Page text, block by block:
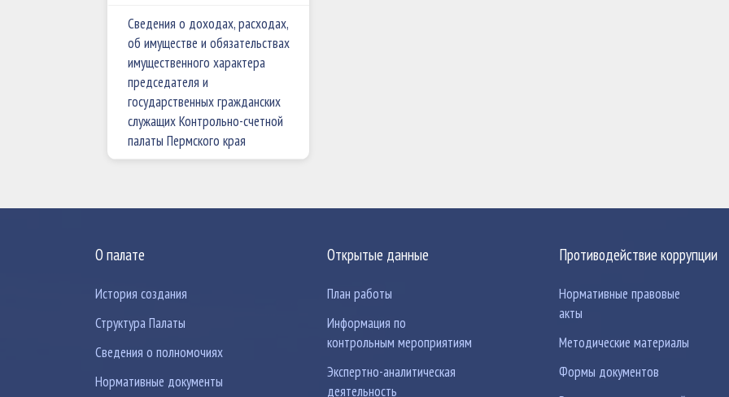
Сведения о доходах, расходах,
об имуществе и обязательствах
имущественного характера
председателя и
государственных гражданских
служащих Контрольно-счетной
палаты Пермского края
О палате
История создания
Структура Палаты
Сведения о полномочиях
Нормативные документы
Открытые данные
План работы
Информация по
контрольным мероприятиям
Экспертно-аналитическая
деятельность
Противодействие коррупции
Нормативные правовые
акты
Методические материалы
Формы документов